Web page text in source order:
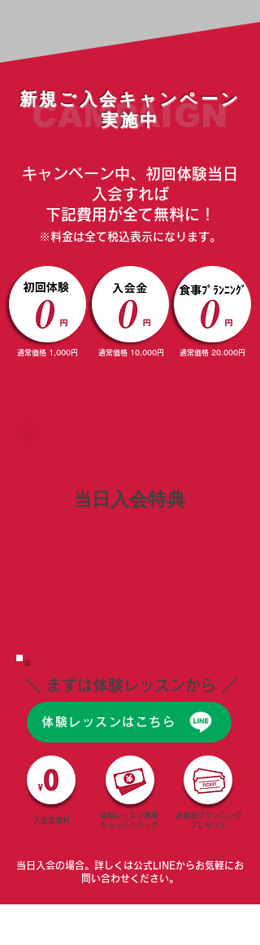
CAMPAIGN
新規ご入会キャンペーン
実施中
キャンペーン中、初回体験当日
入会すれば
​下記費用が全て無料に！
※料金は全て税込表示になります。
通常価格 1,000円 通常価格 10,000円
当日入会特典
通常価格 20.000円
＼ まずは体験レッスンから ／
体験レッスンはこちら
入会金​無料
体験レッスン費用
キャッシュバック
お食事プランニング
​プレゼント
当日入会の場合。詳しくは公式LINEからお気軽にお
問い合わせください。